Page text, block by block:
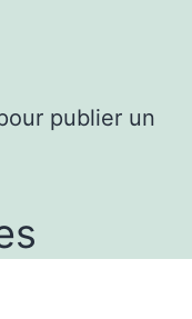
publier un